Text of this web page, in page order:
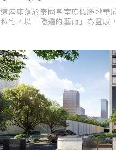
這座座落於泰國皇室度假勝地華
私宅，以「隱遁的藝術」為靈感
世詩篇。